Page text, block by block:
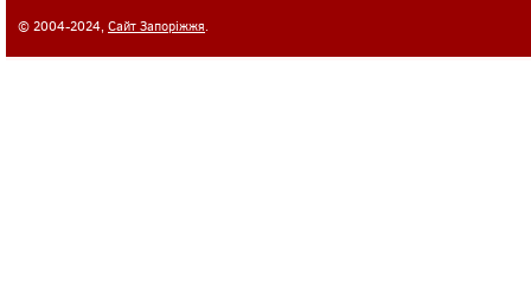
© 2004-2024, Сайт Запоріжжя.